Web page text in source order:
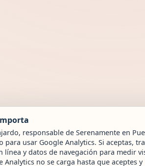
responsable de Serenamente en
para usar Google Analytics. Si aceptas,
línea y datos de navegación para medir
Analytics no se carga hasta que aceptes